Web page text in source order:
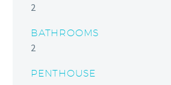
2
BATHROOMS
2
PENTHOUSE